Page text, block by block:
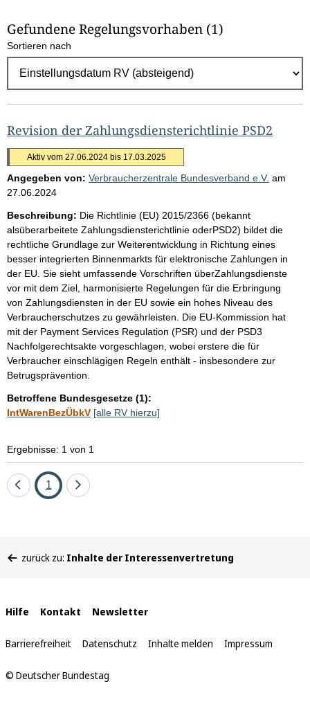
l
E
g
e
b
n
i
s
e
p
r
o
S
e
i
t
e
Gefundene Regelungsvorhaben (1)
Sortieren nach
Revision der Zahlungsdiensterichtlinie PSD2
Aktiv vom 27.06.2024 bis 17.03.2025
Angegeben von: Verbraucherzentrale Bundesverband e.V. am
27.06.2024
Beschreibung: Die Richtlinie (EU) 2015/2366 (bekannt
alsüberarbeitete Zahlungsdiensterichtlinie oderPSD2) bildet die
rechtliche Grundlage zur Weiterentwicklung in Richtung eines
besser integrierten Binnenmarkts für elektronische Zahlungen in
der EU. Sie sieht umfassende Vorschriften überZahlungsdienste
vor mit dem Ziel, harmonisierte Regelungen für die Erbringung
von Zahlungsdiensten in der EU sowie ein hohes Niveau des
Verbraucherschutzes zu gewährleisten. Die EU-Kommission hat
mit der Payment Services Regulation (PSR) und der PSD3
Nachfolgerechtsakte vorgeschlagen, wobei erstere die für
Verbraucher einschlägigen Regeln enthält - insbesondere zur
Betrugsprävention.
Betroffene Bundesgesetze (1):
IntWarenBezÜbkV [alle RV hierzu]
Ergebnisse: 1 von 1
EineSeite
1
Eine
befinden
zurück zu: Inhalte der Interessenvertretung
Interne
Links
Hilfe Kontakt Newsletter
Barrierefreiheit Datenschutz Inhalte melden Impressum
© Deutscher Bundestag